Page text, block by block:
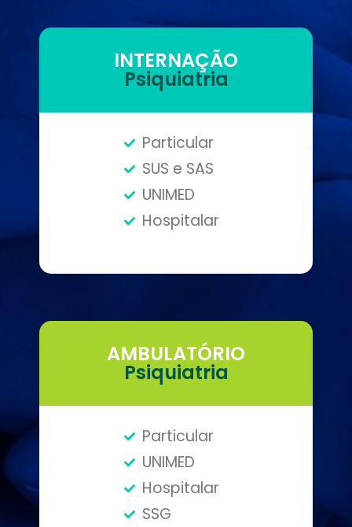
INTERNAÇÃO
Psiquiatria
Particular
SUS e SAS
UNIMED
Hospitalar
AMBULATÓRIO
Psiquiatria
Particular
UNIMED
Hospitalar
SSG